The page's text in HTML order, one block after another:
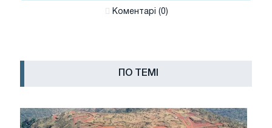
Коментарі (0)
ПО ТЕМІ